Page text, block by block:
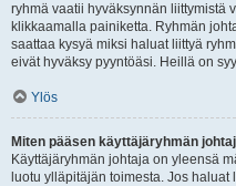
ryhmä vaatii hyväksynnän liittymistä
klikkaamalla painiketta. Ryhmän
saattaa kysyä miksi haluat liittyä
eivät hyväksy pyyntöäsi. Heillä on
Ylös
Miten pääsen käyttäjäryhmän
Käyttäjäryhmän johtaja on yleensä
luotu ylläpitäjän toimesta. Jos